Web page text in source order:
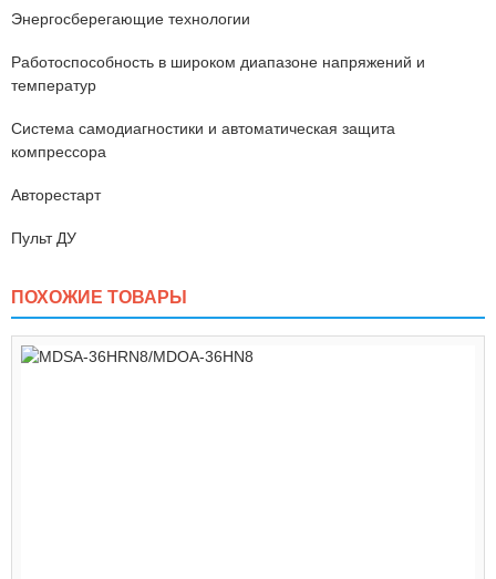
Энергосберегающие технологии
Работоспособность в широком диапазоне напряжений и
температур
Система самодиагностики и автоматическая защита
компрессора
Авторестарт
Пульт ДУ
ПОХОЖИЕ ТОВАРЫ